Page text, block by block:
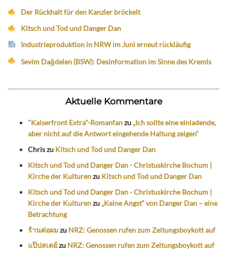
Der Rückhalt für den Kanzler bröckelt
Kitsch und Tod und Danger Dan
Industrieproduktion in NRW im Juni erneut rückläufig
Sevim Dağdelen (BSW): Desinformation im Sinne des Kremls
Aktuelle Kommentare
"Kaiserfront Extra"-Romanfanzu „Ich sollte eine einladende,
aber nicht auf die Antwort eingehende Haltung zeigen“
Chriszu Kitsch und Tod und Danger Dan
Kitsch und Tod und Danger Dan - Christuskirche Bochum |
Kirche der Kulturenzu Kitsch und Tod und Danger Dan
Kitsch und Tod und Danger Dan - Christuskirche Bochum |
Kirche der Kulturenzu „Keine Angst“ von Danger Dan – eine
Betrachtung
ร้านต่อผมzu NRZ: Genossen rufen zum Zeitungsboykott auf
แป๊ปสเตย์zu NRZ: Genossen rufen zum Zeitungsboykott auf